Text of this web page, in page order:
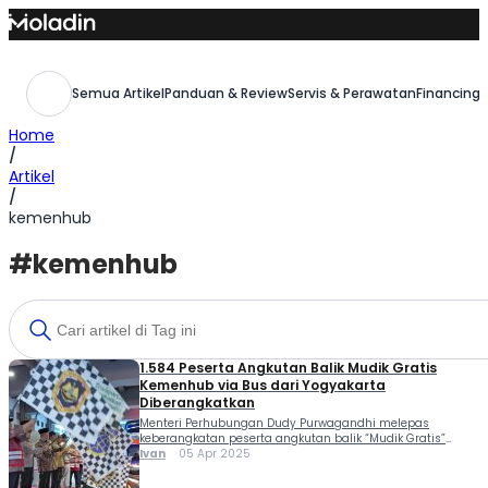
Skip
to
Semua ArtikelPanduan & ReviewServis & Perawatan
Home
/
Artikel
/
kemenhub
#kemenhub
1.584 Peserta Angkutan Balik Mudik Gratis
Kemenhub via Bus dari Yogyakarta
Diberangkatkan
Menteri Perhubungan Dudy Purwagandhi melepas
keberangkatan peserta angkutan balik “Mudik Gratis”
Angkutan Jalan, Kementerian Perhubungan dari terminal
Ivan 05 Apr 2025